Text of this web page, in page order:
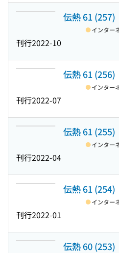
伝熱 61 (257)
刊行2022-10
インター
伝熱 61 (256)
刊行2022-07
インター
伝熱 61 (255)
刊行2022-04
インター
伝熱 61 (254)
刊行2022-01
インター
伝熱 60 (253)